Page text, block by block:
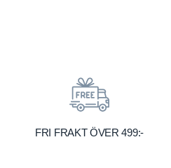
FRI FRAKT ÖVER 499:-